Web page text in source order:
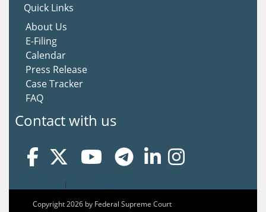
Quick Links
About Us
E-Filing
Calendar
Press Release
Case Tracker
FAQ
Contact with us
|
Copyright 2026 by Federal Supreme Court